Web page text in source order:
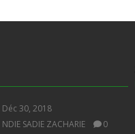
Déc 30, 2018
NDIE SADIE ZACHARIE
0